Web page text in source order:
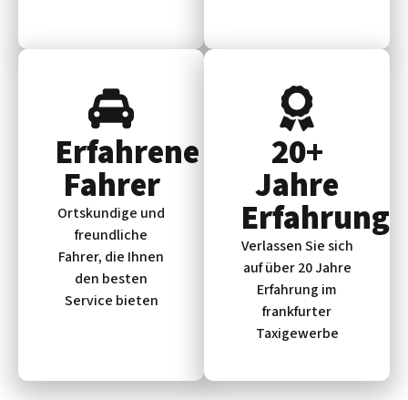
Erfahrene
Fahrer
Ortskundige und
freundliche
Fahrer, die Ihnen
den besten
Service bieten
20+
Jahre
Erfahrung
Verlassen Sie sich
auf über 20 Jahre
Erfahrung im
frankfurter
Taxigewerbe